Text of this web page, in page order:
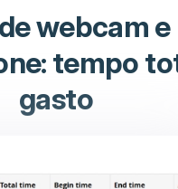
webcam e
tempo
gasto